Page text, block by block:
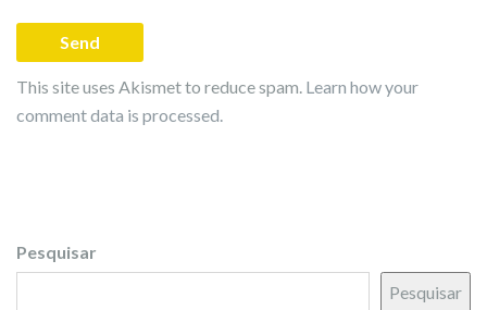
This site uses Akismet to reduce spam. Learn how your
comment data is processed.
Pesquisar
Pesquisar